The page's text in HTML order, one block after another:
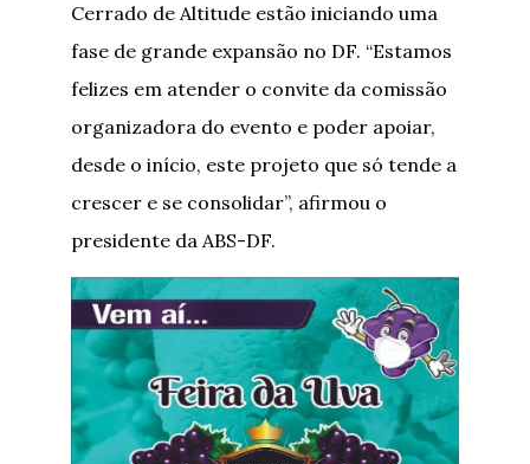
Cerrado de Altitude estão iniciando uma
fase de grande expansão no DF. “Estamos
felizes em atender o convite da comissão
organizadora do evento e poder apoiar,
desde o início, este projeto que só tende a
crescer e se consolidar”, afirmou o
presidente da ABS-DF.